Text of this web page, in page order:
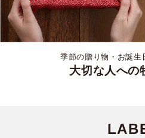
季節の贈り物・お誕生
大切な人への